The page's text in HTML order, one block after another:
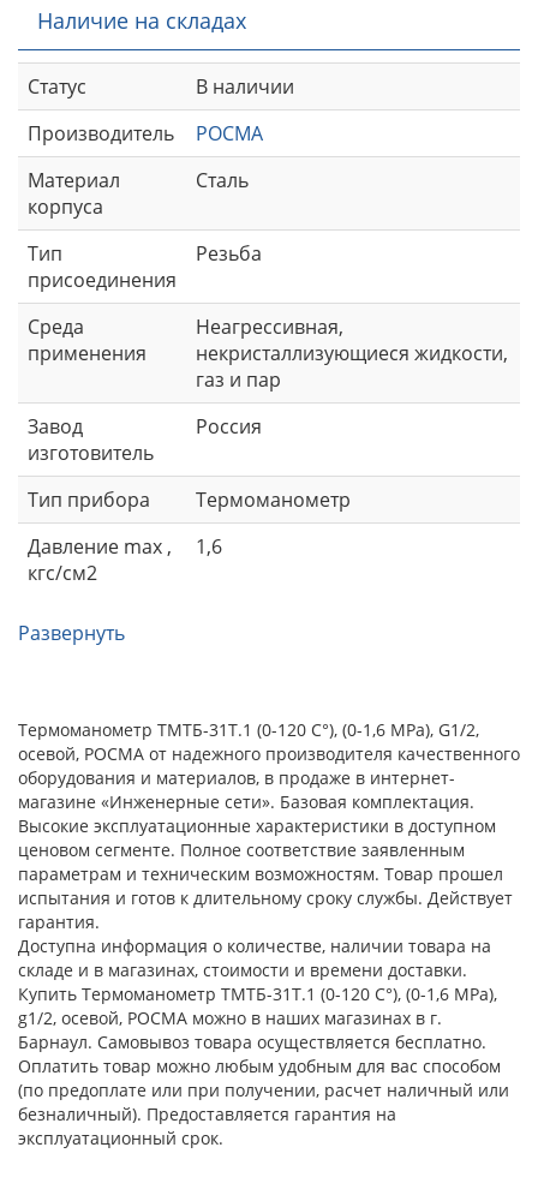
Наличие на складах
Статус
В наличии
Производитель
РОСМА
Материал
корпуса
Сталь
Тип
присоединения
Резьба
Среда
применения
Неагрессивная,
некристаллизующиеся жидкости,
газ и пар
Завод
изготовитель
Россия
Тип прибора
Термоманометр
Давление max ,
кгс/см2
1,6
Развернуть
Термоманометр ТМТБ-31Т.1 (0-120 С°), (0-1,6 МРа), G1/2,
осевой, РОСМА от надежного производителя качественного
оборудования и материалов, в продаже в интернет-
магазине «Инженерные сети». Базовая комплектация.
Высокие эксплуатационные характеристики в доступном
ценовом сегменте. Полное соответствие заявленным
параметрам и техническим возможностям. Товар прошел
испытания и готов к длительному сроку службы. Действует
гарантия.
Доступна информация о количестве, наличии товара на
складе и в магазинах, стоимости и времени доставки.
Купить Термоманометр ТМТБ-31Т.1 (0-120 С°), (0-1,6 МРа),
g1/2, осевой, РОСМА можно в наших магазинах в г.
Барнаул. Самовывоз товара осуществляется бесплатно.
Оплатить товар можно любым удобным для вас способом
(по предоплате или при получении, расчет наличный или
безналичный). Предоставляется гарантия на
эксплуатационный срок.